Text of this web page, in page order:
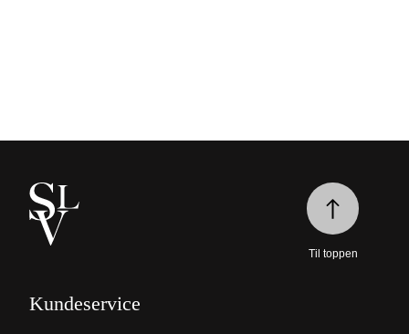
Kundeservice
Til toppen